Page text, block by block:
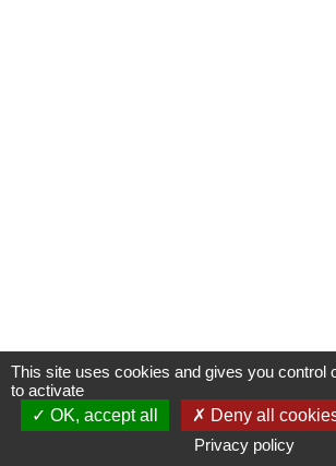
This site uses cookies and gives you control
to activate
OK, accept all
Deny all
Privacy policy